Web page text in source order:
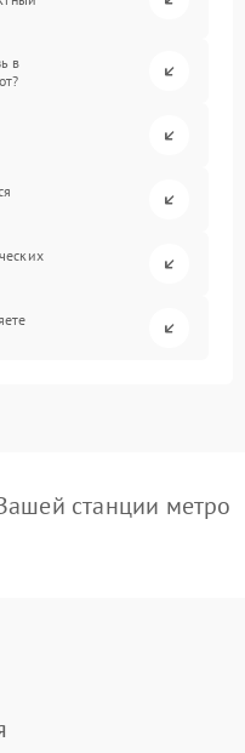
в
станции метро